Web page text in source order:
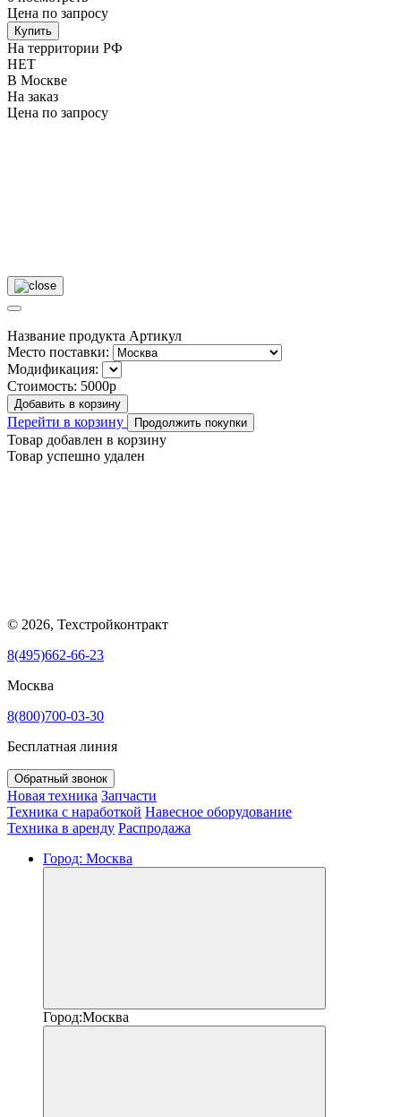
Цена по запросу
Купить
На территории РФ
НЕТ
В Москве
На заказ
Цена по запросу
Название продукта Артикул
Место поставки:
Модификация:
Стоимость: 5000р
Добавить в корзину
Перейти в корзину Продолжить покупки
Товар добавлен в корзину
Товар успешно удален
© 2026, Техстройконтракт
8(495)662-66-23
Москва
8(800)700-03-30
Бесплатная линия
Обратный звонок
Новая техника Запчасти
Техника с наработкой Навесное оборудование
Техника в аренду Распродажа
Город: Москва
Город:Москва